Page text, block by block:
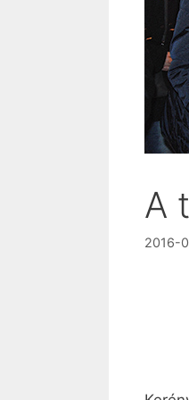
A
2016-